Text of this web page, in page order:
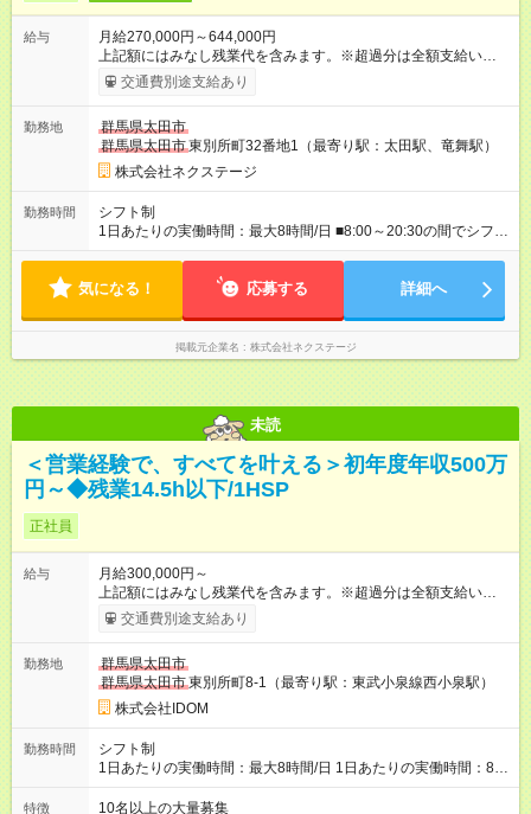
給与
月給270,000円～644,000円
上記額にはみなし残業代を含みます。※超過分は全額支給いたし
ます。 みなし残業代 59,000円／月 みなし残業時間 29時間／月
※スキル・能力等を考慮の上決定します。 ＼★ご希望の働き方
ーバル型（全国転勤あり） 月収32万円～64万4，000円 ※グロ
ーバル手当4万1，000円／月を含みます。 ■中域型（エリア内勤
務：県を跨ぐ転勤あり・転居は応相談） 月収29万円～60万7，
000円 ■地域限定型（転居を伴う転勤なし：通勤可能な範囲の
み） 月収270万～58万3，000円 【 昇給・賞与 】 ■昇給：年1
回 ■賞与：通常賞与/年4回＋チーム賞与/年2回（☆あなたの活躍
期間の長さ：3ヶ月 雇用形態、給与は本採用時と同じです。
交通費別途支給あり
勤務地
群馬県太田市
群馬県太田市東別所町32番地1（最寄り駅：太田駅、竜舞駅）
株式会社ネクステージ
勤務時間
シフト制
1日あたりの実働時間：最大8時間/日 ■8:00～20:30の間でシフト
制（実働8h／休憩60分） ※9:30～18:30（メイン時間帯）を軸
業が少なめなので、仕事終わりの趣味や家族と過ごす時間もた
気になる！ 応募する 詳細へ
掲載元企業名 株式会社ネクステージ
未読
＜営業経験で、すべてを叶える＞初年度年収500万
円～◆残業14.5h以下/1HSP
正社員
給与
月給300,000円～
上記額にはみなし残業代を含みます。※超過分は全額支給いたし
ます。 みなし残業代 40,817円 以上／月 みなし残業時間 20時間
／月 月給＋インセンティブ＋賞与 ※前職給与・経験を考慮し、
年1回 ★能力給査定年3回 ★賞与年2回／平均3ヶ月分 ★インセン
ティブ（毎月支給／年平均支給額：90万円） ★管理職昇格後：
月収目安55万円、年収650万円～1000万円前後 ◎キャリアアッ
プも応援！ 若手のうちから、様々なキャリアにチャレンジでき
るのも当社ならでは。1年後に店長になったメンバーもいます。
【試用期間】試用期間あり 試用期間の長さ：4ヶ月 雇用形態、
交通費別途支給あり
勤務地
群馬県太田市
群馬県太田市東別所町8-1（最寄り駅：東武小泉線西小泉駅）
株式会社IDOM
勤務時間
シフト制
1日あたりの実働時間：最大8時間/日 1日あたりの実働時間：8時
間 シフト制
特徴 10名以上の大量募集